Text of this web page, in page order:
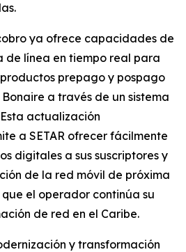
ya ofrece capacidades de
de línea en tiempo real para
prepago y pospago
Bonaire a través de un sistema
actualización
a SETAR ofrecer fácilmente
digitales a sus suscriptores y
de la red móvil de próxima
el operador continúa su
de red en el Caribe.
y transformación